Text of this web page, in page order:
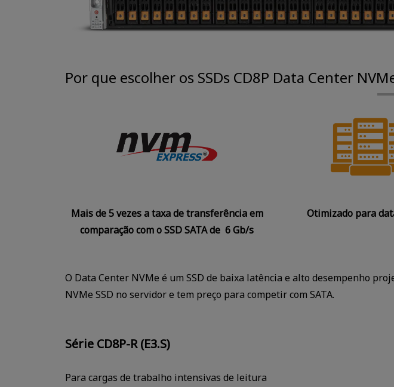
Por que escolher os SSDs CD8P Data Center
Mais de 5 vezes a taxa de transferência em
comparação com o SSD SATA de 6 Gb/s
Otimizado para
O Data Center NVMe é um SSD de baixa latência e alto desempenho
NVMe SSD no servidor e tem preço para competir com SATA.
Série CD8P-R (E3.S)
Para cargas de trabalho intensivas de leitura